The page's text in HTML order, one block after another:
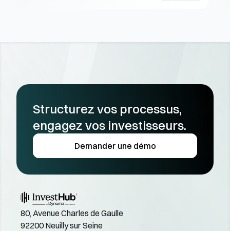
Structurez vos processus,
engagez vos investisseurs.
Demander une démo
80, Avenue Charles de Gaulle
92200 Neuilly sur Seine